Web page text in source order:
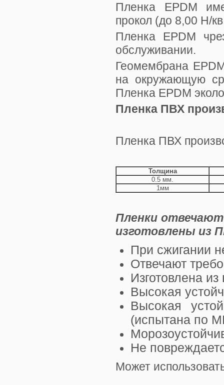
Пленка EPDM
прокол (до 8,00 Н/
Пленка EPDM
обслуживании.
Геомембрана
на окружающую
Пленка EPDM
Пленка ПВХ
Пленка ПВХ
Толщина
0.5 мм.
1мм
Пленки
изготовлены из
При сжигании
Отвечают
Изготовлена
Высокая
Высокая
(испытана по
Не
Может